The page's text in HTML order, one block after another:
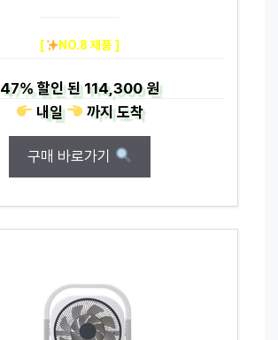
[ NO.8 제품 ]
47%할인 된114,300 원
내일
까지도착
구매 바로가기